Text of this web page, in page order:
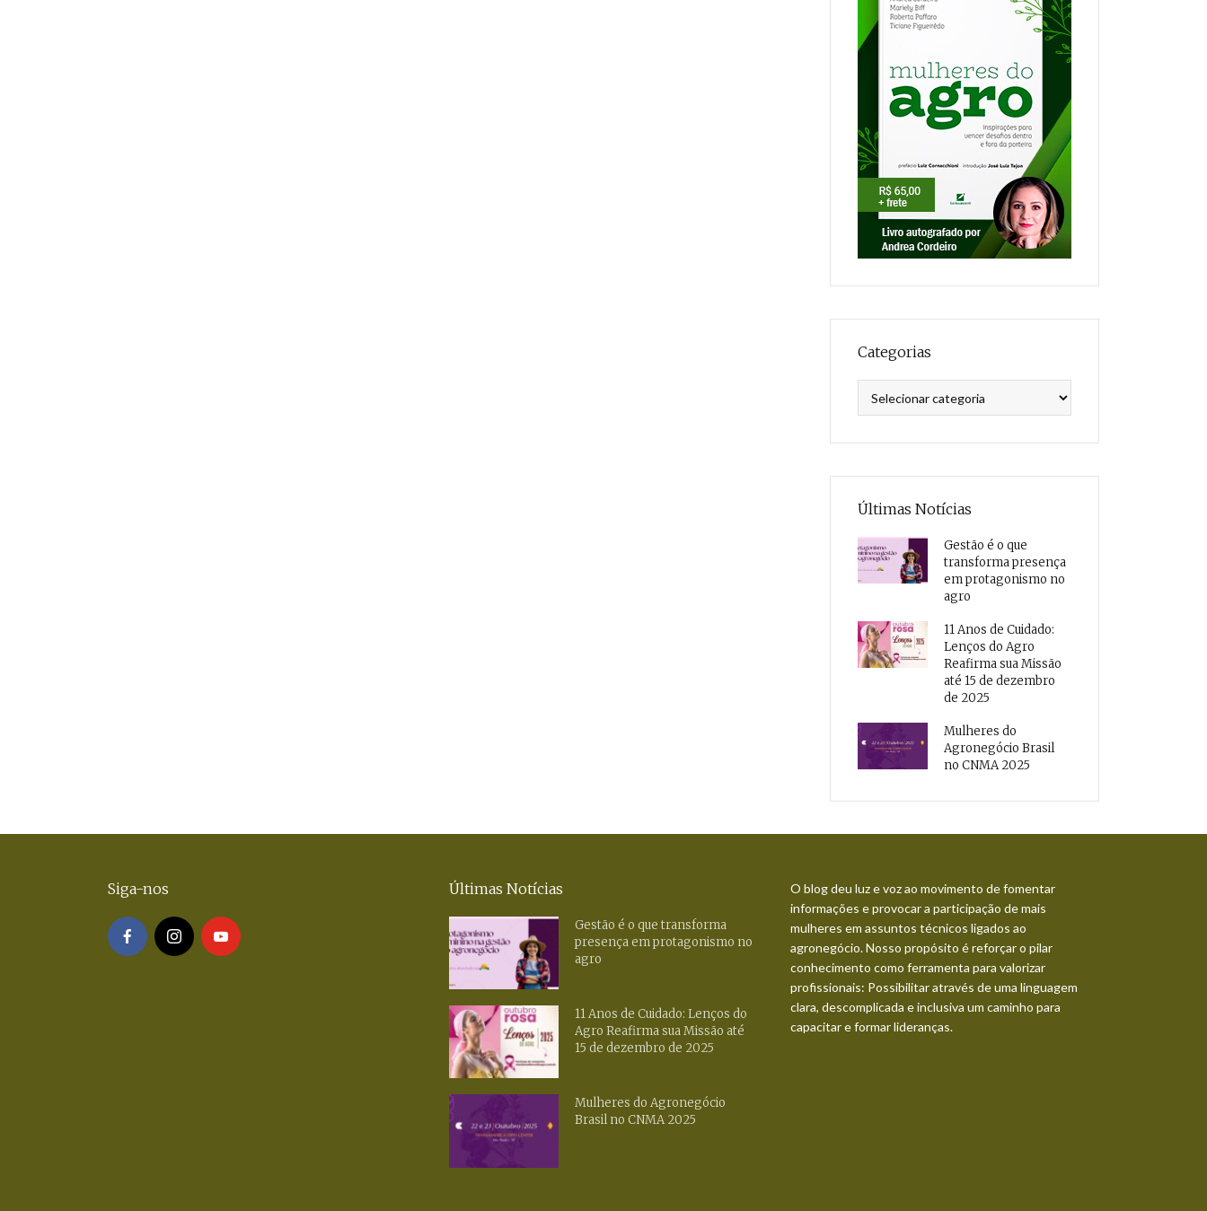
Categorias
Últimas Notícias
Gestão é o que
transforma presença
em protagonismo no
agro
11 Anos de Cuidado:
Lenços do Agro
Reafirma sua Missão
até 15 de dezembro
de 2025
Mulheres do
Agronegócio Brasil
no CNMA 2025
Siga-nos Últimas Notícias
Gestão é o que transforma
presença em protagonismo no
agro
11 Anos de Cuidado: Lenços do
Agro Reafirma sua Missão até
15 de dezembro de 2025
Mulheres do Agronegócio
Brasil no CNMA 2025
O blog deu luz e voz ao movimento de fomentar
informações e provocar a participação de mais
mulheres em assuntos técnicos ligados ao
agronegócio. Nosso propósito é reforçar o pilar
conhecimento como ferramenta para valorizar
profissionais: Possibilitar através de uma linguagem
clara, descomplicada e inclusiva um caminho para
capacitar e formar lideranças.